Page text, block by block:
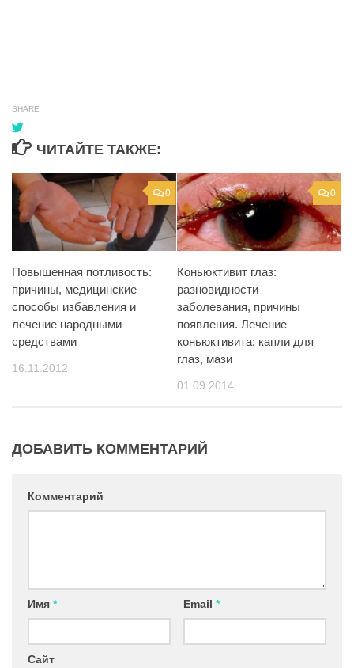
SHARE
ЧИТАЙТЕ ТАКЖЕ:
0
Повышенная потливость:
причины, медицинские
способы избавления и
лечение народными
средствами
16.11.2012
0
Коньюктивит глаз:
разновидности
заболевания, причины
появления. Лечение
коньюктивита: капли для
глаз, мази
01.09.2014
ДОБАВИТЬ КОММЕНТАРИЙ
Комментарий
Имя * Email *
Сайт